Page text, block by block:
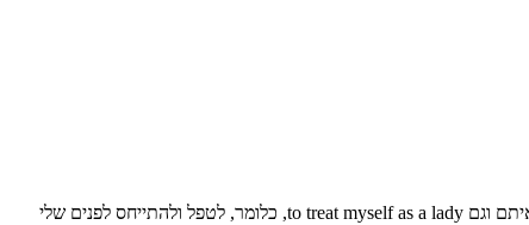
גיל 37 ממש מעבר לפינה (נובמבר מיינד יו) וסוף סוף נפלה עליי ההבנה שצעירה יותר אני כבר לא אהיה. הקמטים כאן כדיי להישאר ואני חייבת להתיידד איתם וגם to treat myself as a lady, כלומר, לטפל ולהתייחס לפנים שלי